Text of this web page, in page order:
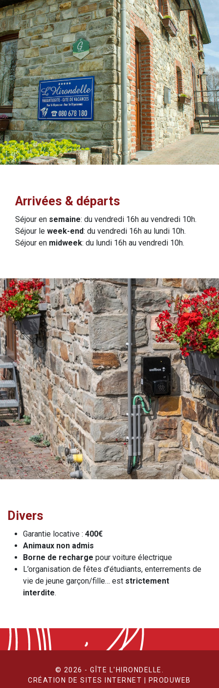
Arrivées & départs
Séjour en semaine: du vendredi 16h au vendredi 10h.
Séjour leweek-end: du vendredi 16h au lundi 10h.
Séjour en midweek: du lundi 16h au vendredi 10h.
Divers
Garantie locative : 400€
Animaux non admis
Borne de recharge pour voiture électrique
L’organisation de fêtes d’étudiants, enterrements de
vie de jeune garçon/fille… est strictement
interdite.
© 2026 - GÎTE L'HIRONDELLE.
CRÉATION DE SITES INTERNET | PRODUWEB